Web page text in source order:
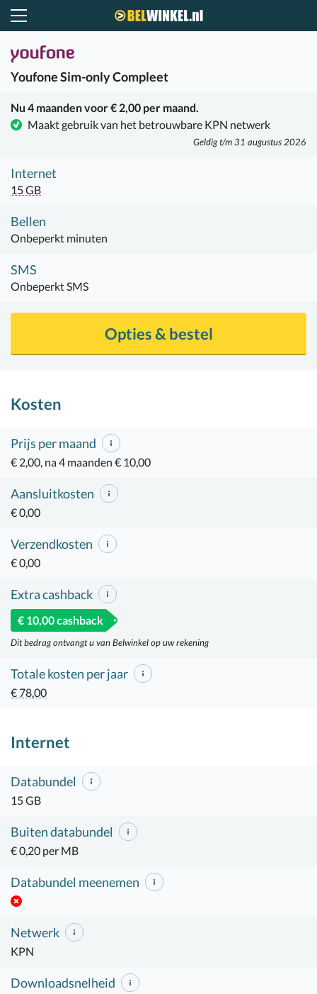
YoufoneSim-only Compleet
Nu 4 maanden voor € 2,00 per maand.
Maakt gebruik van het betrouwbare KPN netwerk
Geldig t/m 31 augustus 2026
Internet
15 GB
Bellen
Onbeperkt minuten
SMS
Onbeperkt SMS
Opties & bestel
Kosten
Prijs per maand
€ 2,00, na 4 maanden € 10,00
Aansluitkosten
€ 0,00
Verzendkosten
€ 0,00
Extra cashback
€ 10,00 cashback
Dit bedrag ontvangt u van Belwinkel op uw rekening
Totale kosten per jaar
€ 78,00
Internet
Databundel
15 GB
Buiten databundel
€ 0,20 per MB
Databundel meenemen
Netwerk
KPN
Downloadsnelheid